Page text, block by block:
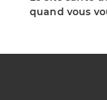
quand vous